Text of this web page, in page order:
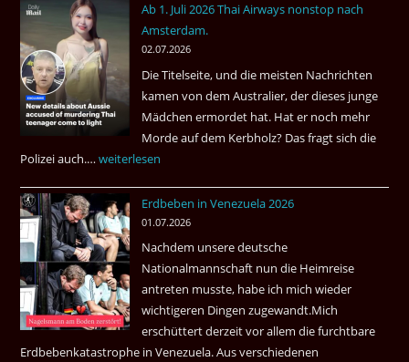
Einreiseland
höchste
Kriminalität
aus?
Ab 1. Juli 2026 Thai Airways nonstop nach
Amsterdam.
02.07.2026
Die Titelseite, und die meisten Nachrichten
kamen von dem Australier, der dieses junge
Mädchen ermordet hat. Hat er noch mehr
Morde auf dem Kerbholz? Das fragt sich die
Polizei auch.…Ab
Juli
2026
Thai
Airways
nonstop
nach
Amsterdam.
weiterlesen
Erdbeben in Venezuela 2026
01.07.2026
Nachdem unsere deutsche
Nationalmannschaft nun die Heimreise
antreten musste, habe ich mich wieder
wichtigeren Dingen zugewandt.Mich
erschüttert derzeit vor allem die furchtbare
Erdbebenkatastrophe in Venezuela. Aus verschiedenen